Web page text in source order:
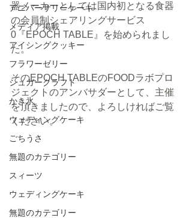
アニバーサリーケーキ
メディア掲載
アイシングクッキー
フラワーゼリー
シュガークラフト
かき氷
ウェディングケーキ
ごちうさ
無題のカテゴリー
スィーツ
ウェディングケーキ
無題のカテゴリー
器メーカーとしては国内初となる食器
の会員制シェアリングサービス
0『EPOCH TABLE』を始められまし
た。
そのEPOCH TABLEのFOODラボプロ
ジェクトのアンバサダーとして、主催
を頂きましたので、よろしければご覧
ください。